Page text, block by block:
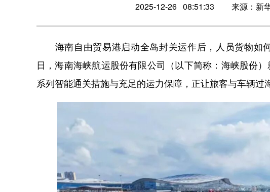
2025-12-26 08:51:33 来源：新
海南自由贸易港启动全岛封关运作后，人员货物如
日，海南海峡航运股份有限公司（以下简称：海峡股份
系列智能通关措施与充足的运力保障，正让旅客与车辆过